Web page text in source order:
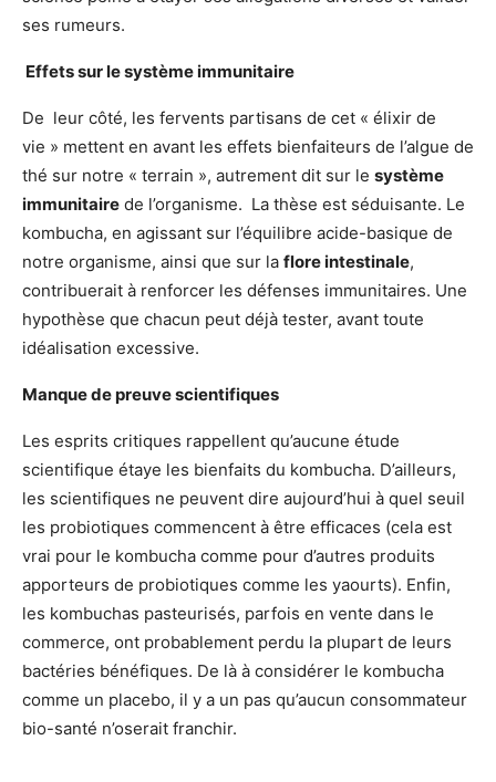
ses rumeurs.
Effets sur le système immunitaire
De leur côté, les fervents partisans de cet « élixir de
vie » mettent en avant les effets bienfaiteurs de l’algue de
thé sur notre « terrain », autrement dit sur le système
immunitaire de l’organisme. La thèse est séduisante. Le
kombucha, en agissant sur l’équilibre acide-basique de
notre organisme, ainsi que sur la flore intestinale,
contribuerait à renforcer les défenses immunitaires. Une
hypothèse que chacun peut déjà tester, avant toute
idéalisation excessive.
Manque de preuve scientifiques
Les esprits critiques rappellent qu’aucune étude
scientifique étaye les bienfaits du kombucha. D’ailleurs,
les scientifiques ne peuvent dire aujourd’hui à quel seuil
les probiotiques commencent à être efficaces (cela est
vrai pour le kombucha comme pour d’autres produits
apporteurs de probiotiques comme les yaourts). Enfin,
les kombuchas pasteurisés, parfois en vente dans le
commerce, ont probablement perdu la plupart de leurs
bactéries bénéfiques. De là à considérer le kombucha
comme un placebo, il y a un pas qu’aucun consommateur
bio-santé n’oserait franchir.